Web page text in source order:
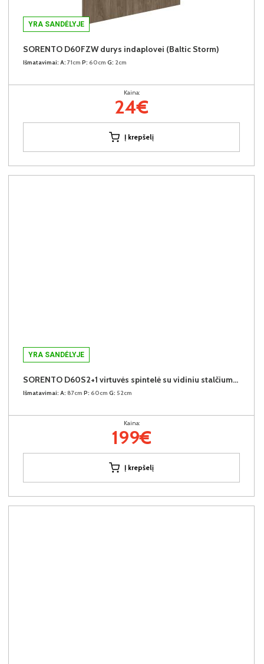
YRA SANDĖLYJE
SORENTO D60FZW durys indaplovei (Baltic Storm)
Išmatavimai: A: 71cm P: 60cm G: 2cm
Kaina:
24€
Į krepšelį
YRA SANDĖLYJE
SORENTO D60S2+1 virtuvės spintelė su vidiniu stalčiumi (Baltic Storm/Baltic Storm)
Išmatavimai: A: 87cm P: 60cm G: 52cm
Kaina:
199€
Į krepšelį